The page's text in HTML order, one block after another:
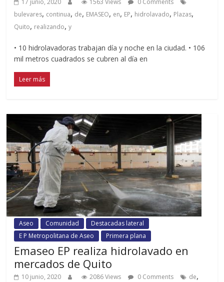
bulevares, continua, de, EMASEO, en, EP, hidrolavado, Plazas,
Quito, realizando,y
• 10 hidrolavadoras trabajan día y noche en la ciudad. • 106
mil metros cuadrados se cubren al día en
Leer más
Aseo Comunidad
Destacadas lateral
E P Metropolitana de Aseo
Primera plana
Emaseo EP realiza hidrolavado en
mercados de Quito
10 junio, 2020 2086 Views 0 Comments de,